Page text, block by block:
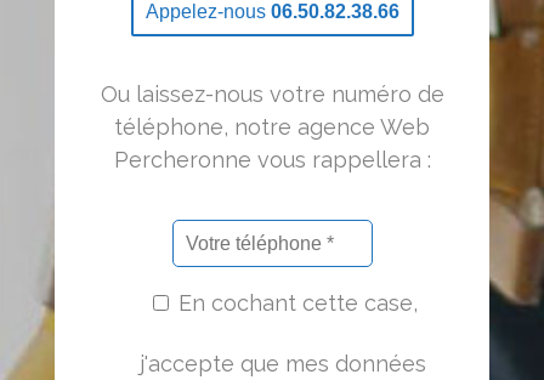
Appelez-nous 06.50.82.38.66
Ou laissez-nous votre numéro de
téléphone, notre agence Web
Percheronne vous rappellera :
En cochant cette case,
j'accepte que mes données